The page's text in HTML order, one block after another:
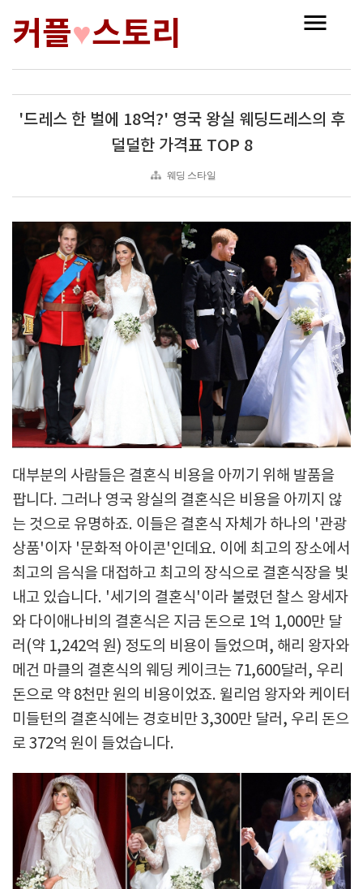
커플♥스토리
'드레스 한 벌에 18억?' 영국 왕실 웨딩드레스의 후
덜덜한 가격표 TOP 8
웨딩 스타일
대부분의 사람들은 결혼식 비용을 아끼기 위해 발품을
팝니다. 그러나 영국 왕실의 결혼식은 비용을 아끼지 않
는 것으로 유명하죠. 이들은 결혼식 자체가 하나의 '관광
상품'이자 '문화적 아이콘'인데요. 이에 최고의 장소에서
최고의 음식을 대접하고 최고의 장식으로 결혼식장을 빛
내고 있습니다. '세기의 결혼식'이라 불렸던 찰스 왕세자
와 다이애나비의 결혼식은 지금 돈으로 1억 1,000만 달
러(약 1,242억 원) 정도의 비용이 들었으며, 해리 왕자와
메건 마클의 결혼식의 웨딩 케이크는 71,600달러, 우리
돈으로 약 8천만 원의 비용이었죠. 윌리엄 왕자와 케이터
미들턴의 결혼식에는 경호비만 3,300만 달러, 우리 돈으
로 372억 원이 들었습니다.